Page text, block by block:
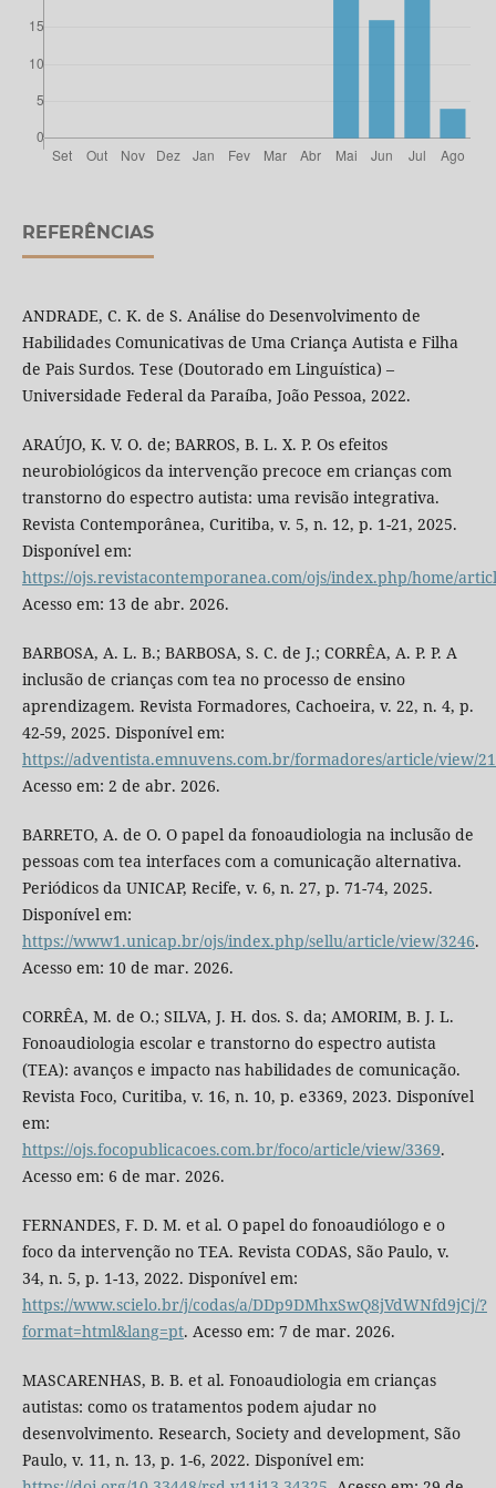
REFERÊNCIAS
ANDRADE, C. K. de S. Análise do Desenvolvimento de
Habilidades Comunicativas de Uma Criança Autista e Filha
de Pais Surdos. Tese (Doutorado em Linguística) –
Universidade Federal da Paraíba, João Pessoa, 2022.
ARAÚJO, K. V. O. de; BARROS, B. L. X. P. Os efeitos
neurobiológicos da intervenção precoce em crianças com
transtorno do espectro autista: uma revisão integrativa.
Revista Contemporânea, Curitiba, v. 5, n. 12, p. 1-21, 2025.
Disponível em:
https://ojs.revistacontemporanea.com/ojs/index.php/home/
Acesso em: 13 de abr. 2026.
BARBOSA, A. L. B.; BARBOSA, S. C. de J.; CORRÊA, A. P. P. A
inclusão de crianças com tea no processo de ensino
aprendizagem. Revista Formadores, Cachoeira, v. 22, n. 4, p.
42-59, 2025. Disponível em:
https://adventista.emnuvens.com.br/formadores/article/view/
Acesso em: 2 de abr. 2026.
BARRETO, A. de O. O papel da fonoaudiologia na inclusão de
pessoas com tea interfaces com a comunicação alternativa.
Periódicos da UNICAP, Recife, v. 6, n. 27, p. 71-74, 2025.
Disponível em:
https://www1.unicap.br/ojs/index.php/sellu/article/view/3246.
Acesso em: 10 de mar. 2026.
CORRÊA, M. de O.; SILVA, J. H. dos. S. da; AMORIM, B. J. L.
Fonoaudiologia escolar e transtorno do espectro autista
(TEA): avanços e impacto nas habilidades de comunicação.
Revista Foco, Curitiba, v. 16, n. 10, p. e3369, 2023. Disponível
em:
https://ojs.focopublicacoes.com.br/foco/article/view/3369.
Acesso em: 6 de mar. 2026.
FERNANDES, F. D. M. et al. O papel do fonoaudiólogo e o
foco da intervenção no TEA. Revista CODAS, São Paulo, v.
34, n. 5, p. 1-13, 2022. Disponível em:
https://www.scielo.br/j/codas/a/DDp9DMhxSwQ8jVdWNfd9jCj/?
format=html&lang=pt. Acesso em: 7 de mar. 2026.
MASCARENHAS, B. B. et al. Fonoaudiologia em crianças
autistas: como os tratamentos podem ajudar no
desenvolvimento. Research, Society and development, São
Paulo, v. 11, n. 13, p. 1-6, 2022. Disponível em: